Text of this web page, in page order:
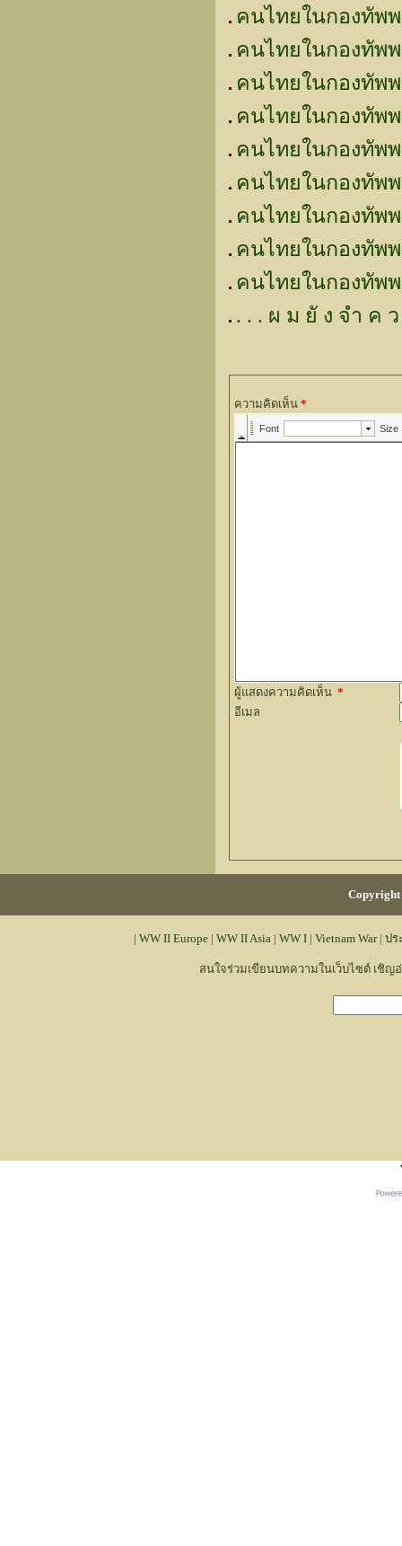
คนไทยในกองทัพ
คนไทยในกองทัพ
คนไทยในกองทัพ
คนไทยในกองทัพ
คนไทยในกองทัพ
คนไทยในกองทัพพ
คนไทยในกองทัพ
คนไทยในกองทัพ
คนไทยในกองทัพ
. . . ผ ม ยั ง จำ ค
ความคิดเห็น *
ผู้แสดงความคิดเห็น *
อีเมล
Copyright
|WW II Europe |WW II Asia |WW I |Vietnam War|ปร
สนใจร่วมเขียนบทความในเว็บไซต์ เชิญ